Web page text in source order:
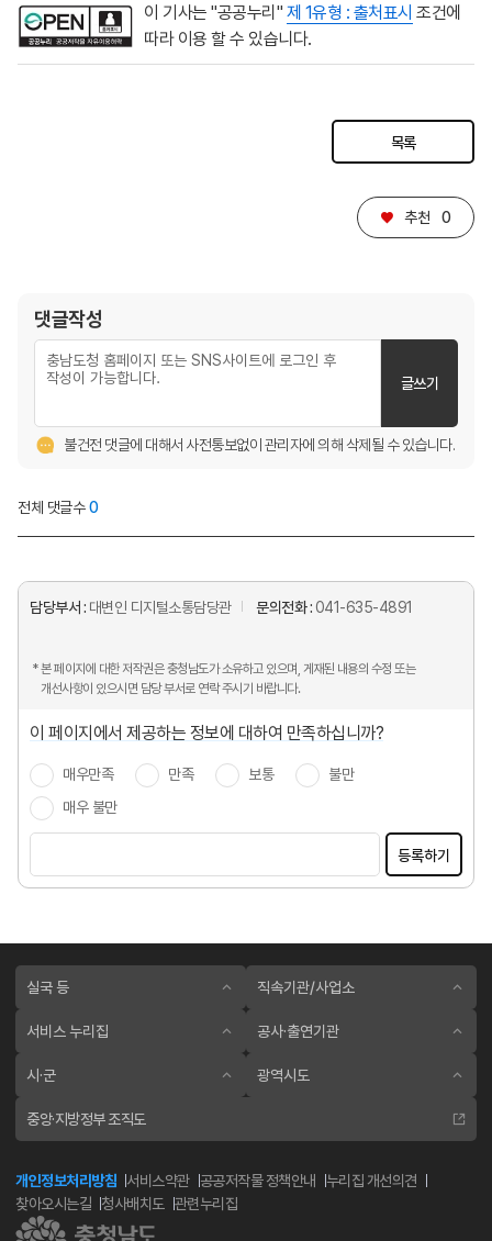
이 기사는 "공공누리" 제 1유형 : 출처표시 조건에
따라 이용 할 수 있습니다.
목록
♥ 추천 0
댓글작성
글쓰기
불건전 댓글에 대해서 사전통보없이 관리자에 의해 삭제될 수 있습니다.
전체 댓글수0
담당부서 : 대변인 디지털소통담당관 문의전화 : 041-635-4891
* 본 페이지에 대한 저작권은 충청남도가 소유하고 있으며, 게재된 내용의 수정 또는
개선사항이 있으시면 담당 부서로 연락 주시기 바랍니다.
이 페이지에서 제공하는 정보에 대하여 만족하십니까?
매우만족 만족 보통
불만
매우 불만
등록하기
실국 등 직속기관/사업소
서비스 누리집 공사·출연기관
시·군 광역시도
중앙·지방정부 조직도
개인정보처리방침 서비스약관 공공저작물 정책안내
누리집 개선의견
찾아오시는길
청사배치도 관련누리집